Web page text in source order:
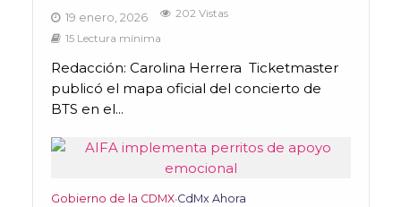
19 enero, 2026
202 Vistas
15 Lectura mínima
Redacción: Carolina Herrera Ticketmaster
publicó el mapa oficial del concierto de
BTS en el...
Gobierno de la CDMX•CdMx Ahora